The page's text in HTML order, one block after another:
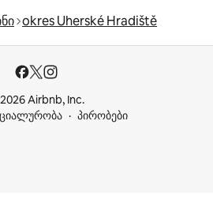
okres Uherské Hradiště
Airbnb, Inc.
პირობები